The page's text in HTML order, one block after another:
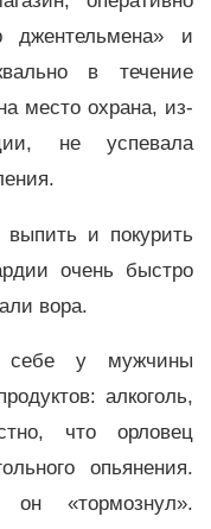
джентельмена» и
в течение
место охрана, из-
не успевала
и покурить
очень быстро
вора.
у мужчины
алкоголь,
что орловец
опьянения.
«тормознул».